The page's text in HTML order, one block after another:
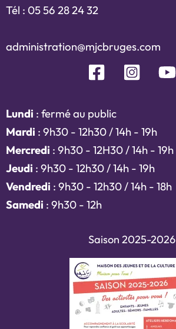
Tél : 05 56 28 24 32
administration@mjcbruges.com
Lundi : fermé au public
Mardi : 9h30 - 12h30 / 14h - 19h
Mercredi : 9h30 - 12H30 / 14h - 19h
Jeudi : 9h30 - 12h30 / 14h - 19h
Vendredi : 9h30 - 12h30 / 14h - 18h
Samedi : 9h30 - 12h
Saison 2025-2026